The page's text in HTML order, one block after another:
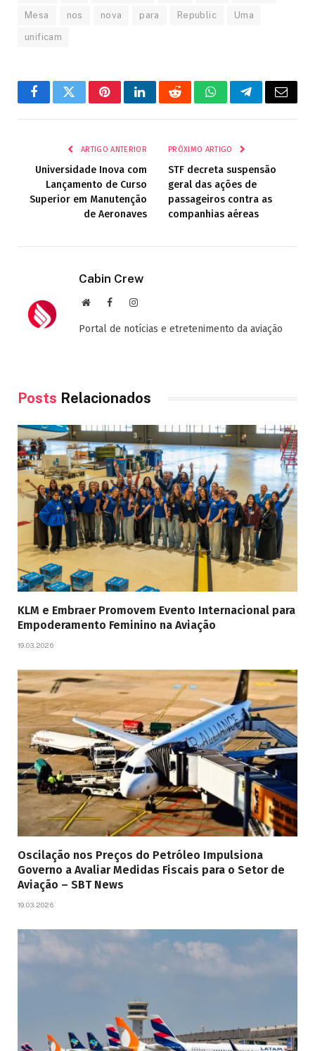
Mesa nos nova para Republic Uma
unificam
FacebookTwitterPinterestLinkedInRedditWhatsAppTelegrama
E-
ARTIGO ANTERIOR
Universidade Inova com
Lançamento de Curso
Superior em Manutenção
de Aeronaves
PRÓXIMO ARTIGO
STF decreta suspensão
geral das ações de
passageiros contra as
companhias aéreas
Cabin Crew
Site FacebookInstagram
Portal de notícias e etretenimento da aviação
Posts Relacionados
KLM e Embraer Promovem Evento Internacional para
Empoderamento Feminino na Aviação
19.03.2026
Oscilação nos Preços do Petróleo Impulsiona
Governo a Avaliar Medidas Fiscais para o Setor de
Aviação – SBT News
19.03.2026